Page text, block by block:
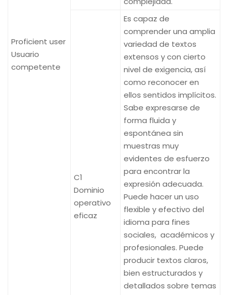
Proficient user
Usuario
competente
C1
Dominio
operativo
eficaz
Es capaz de
comprender una amplia
variedad de textos
extensos y con cierto
nivel de exigencia, así
como reconocer en
ellos sentidos implícitos.
Sabe expresarse de
forma fluida y
espontánea sin
muestras muy
evidentes de esfuerzo
para encontrar la
expresión adecuada.
Puede hacer un uso
flexible y efectivo del
idioma para fines
sociales, académicos y
profesionales. Puede
producir textos claros,
bien estructurados y
detallados sobre temas